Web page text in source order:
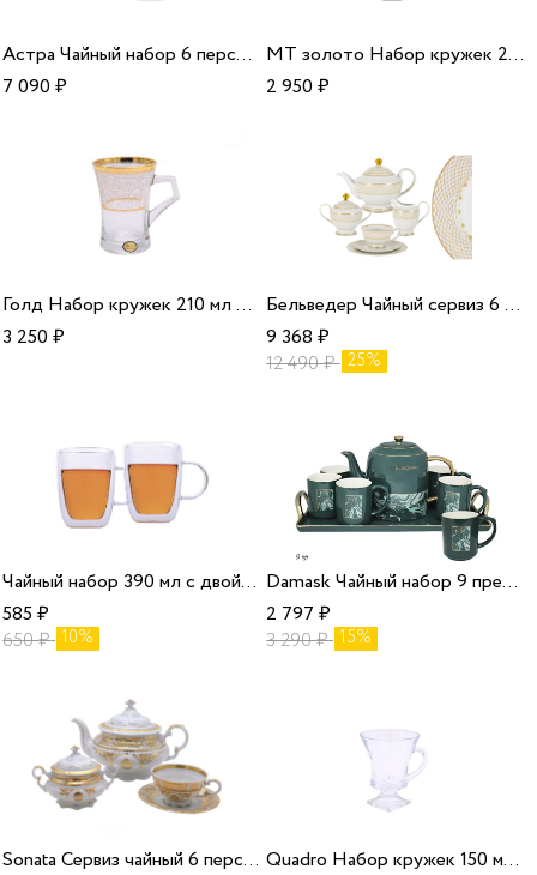
Астра Чайный набор 6 персон 12 предметов 280 мл/6
7 090₽
МТ золото Набор кружек 210 мл 6 шт Азур/2
2 950₽
Голд Набор кружек 210 мл 6 шт Азур/2
3 250₽
Бельведер Чайный сервиз 6 персон 23 предмета/1
9 368₽
12 490₽ 25%
Чайный набор 390 мл с двойными стенками 2 шт/24
585₽
650₽ 10%
Damask Чайный набор 9 предметов 220 мл/6
2 797₽
3 290₽ 15%
Sonata Сервиз чайный 6 персон 14 предметов 3250 Quadro Набор кружек 150 мл 6 шт на ножке 9K7/2N772/0/99A44/150-6/36/6